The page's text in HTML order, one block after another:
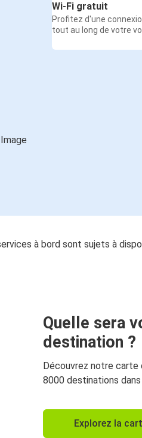
Wi-Fi gratuit
Profitez d'une
tout au long de votre
à bord sont sujets à
Quelle sera
destination ?
Découvrez notre carte
8000 destinations
Explorez la